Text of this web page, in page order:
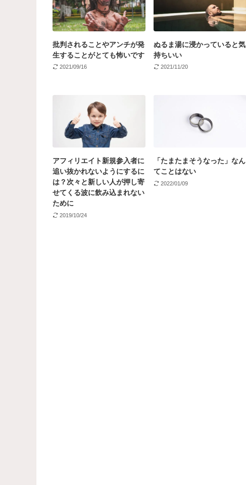
批判されることやアンチが発
生することがとても怖いです
2021/09/16
ぬるま湯に浸かっていると気
持ちいい
2021/11/20
アフィリエイト新規参入者に
追い抜かれないようにするに
は？次々と新しい人が押し寄
せてくる波に飲み込まれない
ために
2019/10/24
「たまたまそうなった」なん
てことはない
2022/01/09